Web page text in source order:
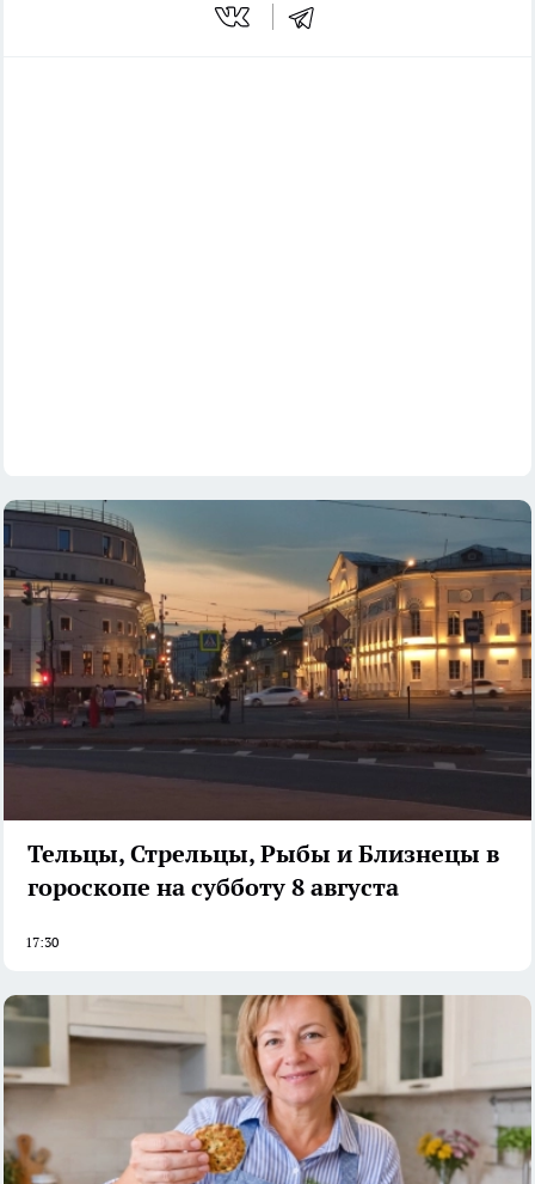
Тельцы, Стрельцы, Рыбы и Близнецы в
гороскопе на субботу 8 августа
17:30